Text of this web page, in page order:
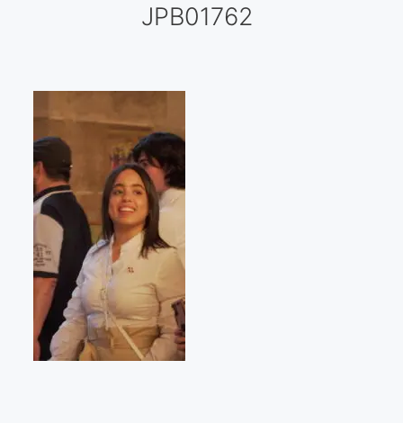
Visitas a los ateliers o talleres de artistas
Presse
Qué dicen de nosotros?
Aviso legal
Política de cookies
Expositions
Bruit de gommettes Paris 2025
JPB01762